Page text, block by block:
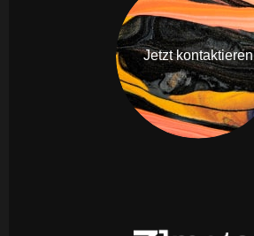
Jetzt kontaktieren